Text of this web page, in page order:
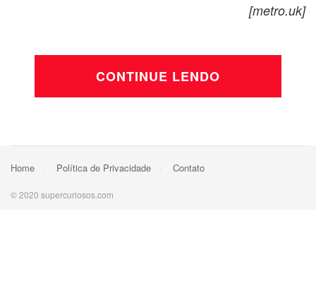
[metro.uk]
CONTINUE LENDO
Home Política de Privacidade Contato
© 2020 supercuriosos.com